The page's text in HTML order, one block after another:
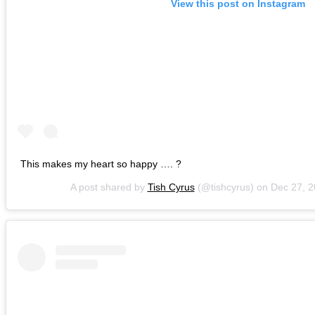
View this post on Instagram
This makes my heart so happy …. ?
A post shared by Tish Cyrus(@tishcyrus) on Dec 27,